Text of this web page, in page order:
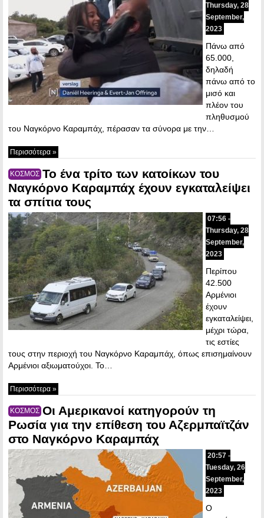
Thursday, 28
September,
2023
Πάνω από
65.000,
δηλαδή
πάνω από το
μισό και
πλέον του
πληθυσμού
του Ναγκόρνο Καραμπάχ, πέρασαν τα σύνορα με την…
Περισσότερα »
ΚΟΣΜΟΣ Το ένα τρίτο των κατοίκων του
Ναγκόρνο Καραμπάχ έχουν εγκαταλείψει
τα σπίτια τους
07:56 -
Thursday, 28
September,
2023
Περίπου
42.500
Αρμένιοι
έχουν
εγκαταλείψει,
μέχρι τώρα,
τις εστίες
τους στην περιοχή του Ναγκόρνο Καραμπάχ, όπως επισημαίνουν
Αρμένιοι αξιωματούχοι. Το…
Περισσότερα »
ΚΟΣΜΟΣ Οι Αμερικανοί κατηγορούν τη
Ρωσία για την επίθεση του Αζερμπαϊτζάν
στο Ναγκόρνο Καραμπάχ
20:57 -
Tuesday, 26
September,
2023
Ο